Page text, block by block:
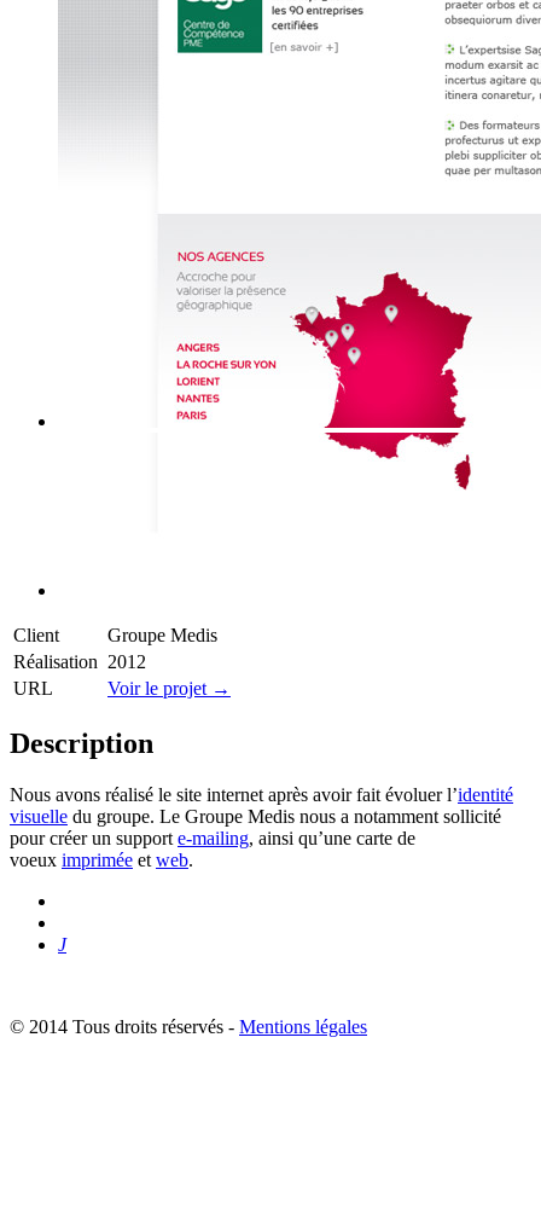
Client
Groupe Medis
Réalisation 2012
URL
Voir le projet →
Description
Nous avons réalisé le site internet après avoir fait évoluer l’identité
visuelle du groupe. Le Groupe Medis nous a notamment sollicité
pour créer un support e-mailing, ainsi qu’une carte de
voeux imprimée et web.
J
© 2014 Tous droits réservés - Mentions légales